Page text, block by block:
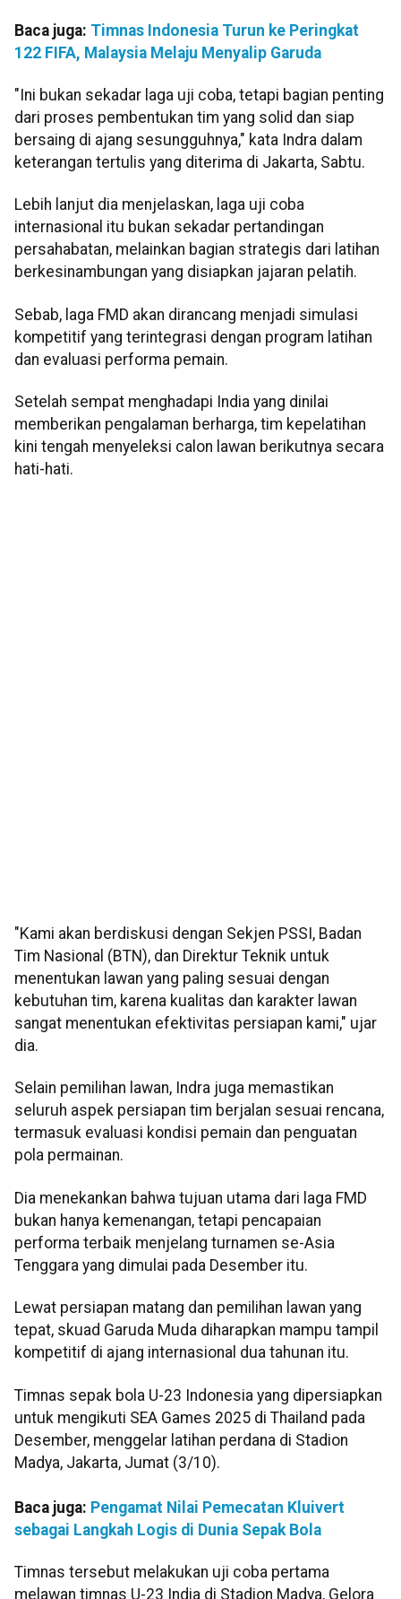
Baca juga: Timnas Indonesia Turun ke Peringkat
122 FIFA, Malaysia Melaju Menyalip Garuda
"Ini bukan sekadar laga uji coba, tetapi bagian penting
dari proses pembentukan tim yang solid dan siap
bersaing di ajang sesungguhnya," kata Indra dalam
keterangan tertulis yang diterima di Jakarta, Sabtu.
Lebih lanjut dia menjelaskan, laga uji coba
internasional itu bukan sekadar pertandingan
persahabatan, melainkan bagian strategis dari latihan
berkesinambungan yang disiapkan jajaran pelatih.
Sebab, laga FMD akan dirancang menjadi simulasi
kompetitif yang terintegrasi dengan program latihan
dan evaluasi performa pemain.
Setelah sempat menghadapi India yang dinilai
memberikan pengalaman berharga, tim kepelatihan
kini tengah menyeleksi calon lawan berikutnya secara
hati-hati.
"Kami akan berdiskusi dengan Sekjen PSSI, Badan
Tim Nasional (BTN), dan Direktur Teknik untuk
menentukan lawan yang paling sesuai dengan
kebutuhan tim, karena kualitas dan karakter lawan
sangat menentukan efektivitas persiapan kami," ujar
dia.
Selain pemilihan lawan, Indra juga memastikan
seluruh aspek persiapan tim berjalan sesuai rencana,
termasuk evaluasi kondisi pemain dan penguatan
pola permainan.
Dia menekankan bahwa tujuan utama dari laga FMD
bukan hanya kemenangan, tetapi pencapaian
performa terbaik menjelang turnamen se-Asia
Tenggara yang dimulai pada Desember itu.
Lewat persiapan matang dan pemilihan lawan yang
tepat, skuad Garuda Muda diharapkan mampu tampil
kompetitif di ajang internasional dua tahunan itu.
Timnas sepak bola U-23 Indonesia yang dipersiapkan
untuk mengikuti SEA Games 2025 di Thailand pada
Desember, menggelar latihan perdana di Stadion
Madya, Jakarta, Jumat (3/10).
Baca juga: Pengamat Nilai Pemecatan Kluivert
sebagai Langkah Logis di Dunia Sepak Bola
Timnas tersebut melakukan uji coba pertama
melawan timnas U-23 India di Stadion Madya, Gelora